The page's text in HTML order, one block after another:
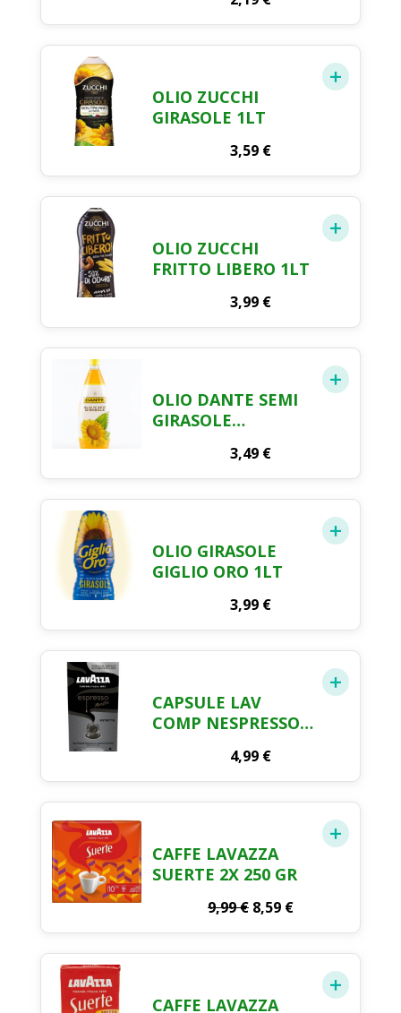
OLIO ZUCCHI
GIRASOLE 1LT
3,59 €
OLIO ZUCCHI
FRITTO LIBERO 1LT
3,99 €
OLIO DANTE SEMI
GIRASOLE
3,49 €
OLIO GIRASOLE
GIGLIO ORO 1LT
3,99 €
CAPSULE LAV
COMP NESPRESSO
4,99 €
CAFFE LAVAZZA
SUERTE 2X 250 GR
9,99€ Il
originale
era:
8,59 €Il
attuale
è:
8,59 €.
CAFFE LAVAZZA